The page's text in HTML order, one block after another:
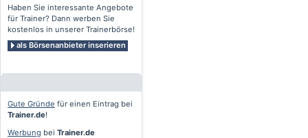
Haben Sie interessante Angebote
für Trainer? Dann werben Sie
kostenlos in unserer Trainerbörse!
als Börsenanbieter inserieren
Gute Gründe für einen Eintrag bei
Trainer.de!
Werbung bei Trainer.de